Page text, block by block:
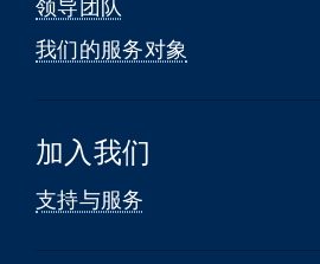
领导团队
我们的服务对象
加入我们
支持与服务